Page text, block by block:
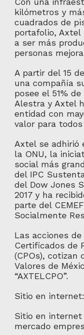
kilómetros y
cuadrados de
portafolio, Axtel
a ser más
personas
A partir del 15
una compañía
posee el 51%
Alestra y Axtel
entidad con
valor para
Axtel se adhirió
la ONU, la
social más
del IPC
del Dow Jones
2017 y ha
parte del
Socialmente
Las acciones
Certificados de
(CPOs), cotizan
Valores de
“AXTELCPO”.
Sitio en internet:
Sitio en
mercado